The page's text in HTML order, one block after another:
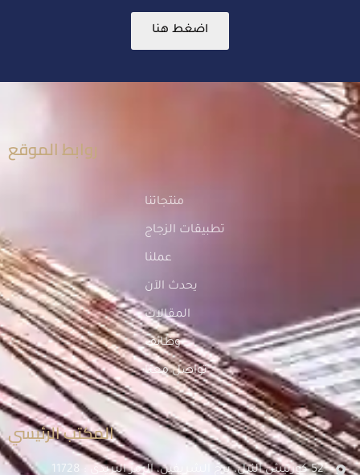
اضغط هنا
روابط الموقع
منتجاتنا
تطبيقات الزجاج
عملنا
يحدث الآن
المقالات
وظائف
تواصل معنا
المكتب الرئيسي
52 كورنيش النيل، برج الشريفين، الرمز البريدي : 11728